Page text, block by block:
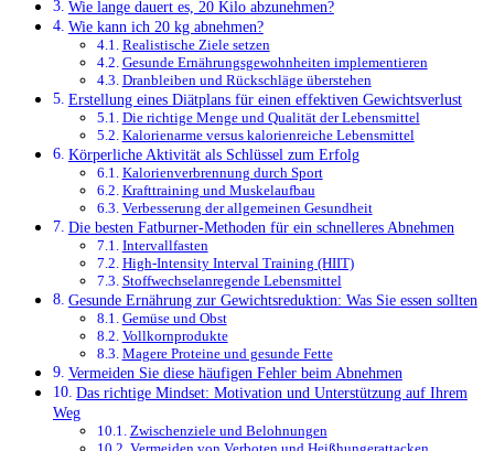
Wie lange dauert es, 20 Kilo abzunehmen?
Wie kann ich 20 kg abnehmen?
Realistische Ziele setzen
Gesunde Ernährungsgewohnheiten implementieren
Dranbleiben und Rückschläge überstehen
Erstellung eines Diätplans für einen effektiven Gewichtsverlust
Die richtige Menge und Qualität der Lebensmittel
Kalorienarme versus kalorienreiche Lebensmittel
Körperliche Aktivität als Schlüssel zum Erfolg
Kalorienverbrennung durch Sport
Krafttraining und Muskelaufbau
Verbesserung der allgemeinen Gesundheit
Die besten Fatburner-Methoden für ein schnelleres Abnehmen
Intervallfasten
High-Intensity Interval Training (HIIT)
Stoffwechselanregende Lebensmittel
Gesunde Ernährung zur Gewichtsreduktion: Was Sie essen sollten
Gemüse und Obst
Vollkornprodukte
Magere Proteine und gesunde Fette
Vermeiden Sie diese häufigen Fehler beim Abnehmen
Das richtige Mindset: Motivation und Unterstützung auf Ihrem
Weg
Zwischenziele und Belohnungen